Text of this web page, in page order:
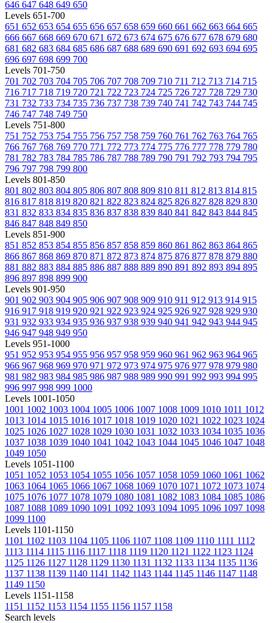
646 647 648 649 650
Levels 651-700
651 652 653 654 655 656 657 658 659 660 661 662 663 664 665
666 667 668 669 670 671 672 673 674 675 676 677 678 679 680
681 682 683 684 685 686 687 688 689 690 691 692 693 694 695
696 697 698 699 700
Levels 701-750
701 702 703 704 705 706 707 708 709 710 711 712 713 714 715
716 717 718 719 720 721 722 723 724 725 726 727 728 729 730
731 732 733 734 735 736 737 738 739 740 741 742 743 744 745
746 747 748 749 750
Levels 751-800
751 752 753 754 755 756 757 758 759 760 761 762 763 764 765
766 767 768 769 770 771 772 773 774 775 776 777 778 779 780
781 782 783 784 785 786 787 788 789 790 791 792 793 794 795
796 797 798 799 800
Levels 801-850
801 802 803 804 805 806 807 808 809 810 811 812 813 814 815
816 817 818 819 820 821 822 823 824 825 826 827 828 829 830
831 832 833 834 835 836 837 838 839 840 841 842 843 844 845
846 847 848 849 850
Levels 851-900
851 852 853 854 855 856 857 858 859 860 861 862 863 864 865
866 867 868 869 870 871 872 873 874 875 876 877 878 879 880
881 882 883 884 885 886 887 888 889 890 891 892 893 894 895
896 897 898 899 900
Levels 901-950
901 902 903 904 905 906 907 908 909 910 911 912 913 914 915
916 917 918 919 920 921 922 923 924 925 926 927 928 929 930
931 932 933 934 935 936 937 938 939 940 941 942 943 944 945
946 947 948 949 950
Levels 951-1000
951 952 953 954 955 956 957 958 959 960 961 962 963 964 965
966 967 968 969 970 971 972 973 974 975 976 977 978 979 980
981 982 983 984 985 986 987 988 989 990 991 992 993 994 995
996 997 998 999 1000
Levels 1001-1050
1001 1002 1003 1004 1005 1006 1007 1008 1009 1010 1011 1012
1013 1014 1015 1016 1017 1018 1019 1020 1021 1022 1023 1024
1025 1026 1027 1028 1029 1030 1031 1032 1033 1034 1035 1036
1037 1038 1039 1040 1041 1042 1043 1044 1045 1046 1047 1048
1049 1050
Levels 1051-1100
1051 1052 1053 1054 1055 1056 1057 1058 1059 1060 1061 1062
1063 1064 1065 1066 1067 1068 1069 1070 1071 1072 1073 1074
1075 1076 1077 1078 1079 1080 1081 1082 1083 1084 1085 1086
1087 1088 1089 1090 1091 1092 1093 1094 1095 1096 1097 1098
1099 1100
Levels 1101-1150
1101 1102 1103 1104 1105 1106 1107 1108 1109 1110 1111 1112
1113 1114 1115 1116 1117 1118 1119 1120 1121 1122 1123 1124
1125 1126 1127 1128 1129 1130 1131 1132 1133 1134 1135 1136
1137 1138 1139 1140 1141 1142 1143 1144 1145 1146 1147 1148
1149 1150
Levels 1151-1158
1151 1152 1153 1154 1155 1156 1157 1158
Search levels